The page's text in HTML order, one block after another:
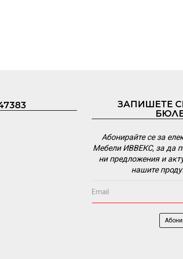
ЗАПИШЕТЕ
Абонирайте се за
Мебели ИВВЕКС, за да
ни предложения и
нашите